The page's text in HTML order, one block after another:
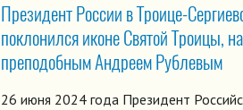
Президент России в Троице-
поклонился иконе Святой Троицы,
преподобным Андреем Рублевым
26 июня 2024 года Президент